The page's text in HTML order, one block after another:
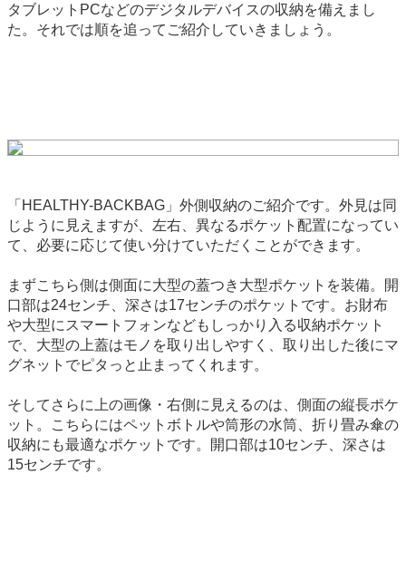
タブレットPCなどのデジタルデバイスの収納を備えまし
た。それでは順を追ってご紹介していきましょう。
「HEALTHY-BACKBAG」外側収納のご紹介です。外見は同
じように見えますが、左右、異なるポケット配置になってい
て、必要に応じて使い分けていただくことができます。
まずこちら側は側面に大型の蓋つき大型ポケットを装備。開
口部は24センチ、深さは17センチのポケットです。お財布
や大型にスマートフォンなどもしっかり入る収納ポケット
で、大型の上蓋はモノを取り出しやすく、取り出した後にマ
グネットでピタっと止まってくれます。
そしてさらに上の画像・右側に見えるのは、側面の縦長ポケ
ット。こちらにはペットボトルや筒形の水筒、折り畳み傘の
収納にも最適なポケットです。開口部は10センチ、深さは
15センチです。